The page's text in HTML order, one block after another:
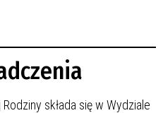
składa się w Wydziale